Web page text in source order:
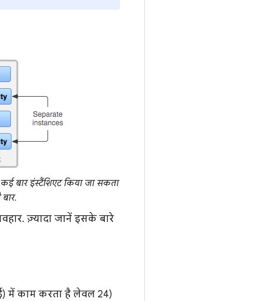
बार इंस्टैंशिएट किया जा सकता
बार.
ज़्यादा जानें इसके बारे
में काम करता है लेवल 24)